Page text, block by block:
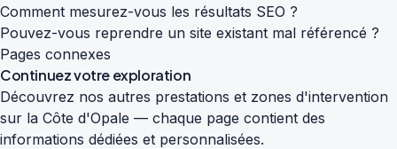
Comment mesurez-vous les résultats SEO ?
Pouvez-vous reprendre un site existant mal référencé ?
Pages connexes
Continuez votre exploration
Découvrez nos autres prestations et zones d'intervention
sur la Côte d'Opale — chaque page contient des
informations dédiées et personnalisées.